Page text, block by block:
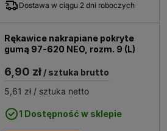
Dostawa w ciągu 2 dni roboczych
Rękawice nakrapiane pokryte
gumą 97-620 NEO, rozm. 9 (L)
6,90 zł / sztuka brutto
5,61 zł / sztuka netto
1 Dostępność w sklepie